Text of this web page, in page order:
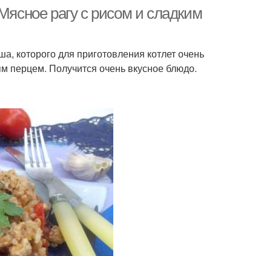
рагу с рисом и сладким
которого для приготовления котлет очень
перцем. Получится очень вкусное блюдо.